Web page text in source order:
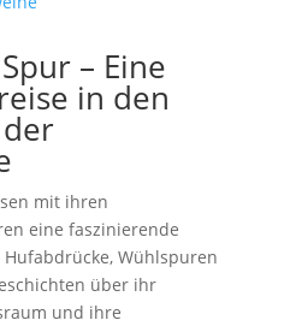
– Eine
in den
mit ihren
eine faszinierende
Wühlspuren
über ihr
und ihre